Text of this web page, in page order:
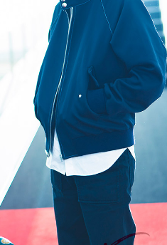
ちょっといい話
#スタッフが語る
ルート